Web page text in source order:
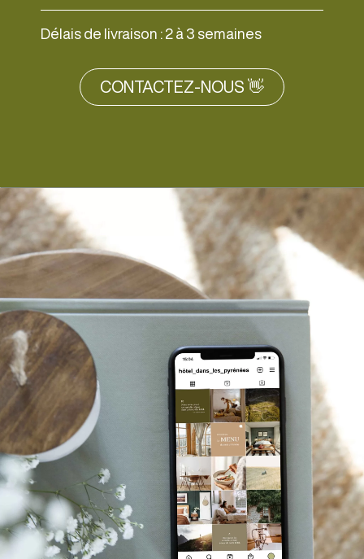
Délais de livraison : 2 à 3 semaines
CONTACTEZ-NOUS 👋​